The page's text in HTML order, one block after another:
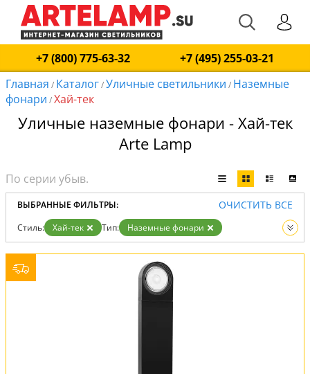
+7 (800) 775-63-32
+7 (495) 255-03-21
Главная / Каталог/Уличные светильники / Наземные
фонари /Хай-тек
Уличные наземные фонари - Хай-тек
Arte Lamp
ВЫБРАННЫЕ ФИЛЬТРЫ: ОЧИСТИТЬ ВСЕ
Стиль: Хай-тек Тип:
Наземные фонари
Вид:
Уличные светильники